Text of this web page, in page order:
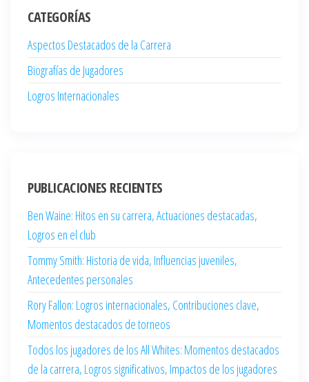
CATEGORÍAS
Aspectos Destacados de la Carrera
Biografías de Jugadores
Logros Internacionales
PUBLICACIONES RECIENTES
Ben Waine: Hitos en su carrera, Actuaciones destacadas,
Logros en el club
Tommy Smith: Historia de vida, Influencias juveniles,
Antecedentes personales
Rory Fallon: Logros internacionales, Contribuciones clave,
Momentos destacados de torneos
Todos los jugadores de los All Whites: Momentos destacados
de la carrera, Logros significativos, Impactos de los jugadores